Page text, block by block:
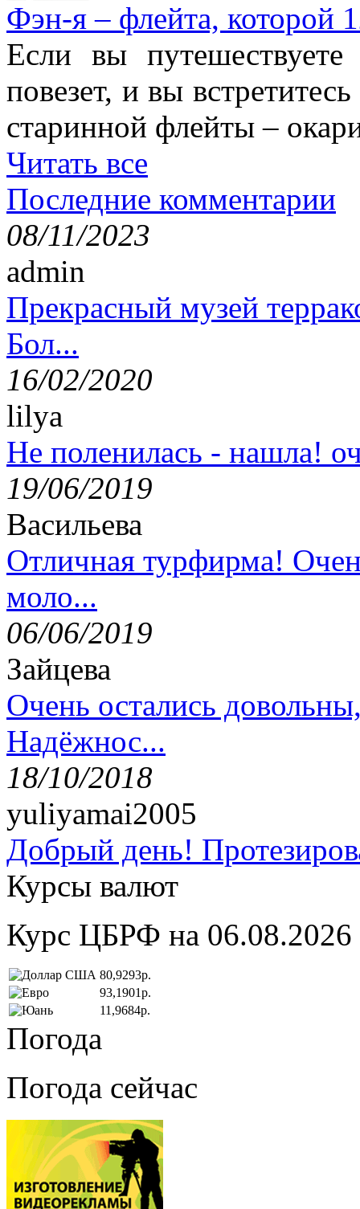
Фэн-я – флейта, которой
Если вы
повезет, и вы
старинной флейты –
Читать все
Последние комментарии
08/11/2023
admin
Прекрасный музей
Бол...
16/02/2020
lilya
Не поленилась - нашла!
19/06/2019
Васильева
Отличная турфирма!
моло...
06/06/2019
Зайцева
Очень остались
Надёжнос...
18/10/2018
yuliyamai2005
Добрый день!
Курсы валют
Курс ЦБРФ на 06.08.2026
80,9293р.
93,1901р.
11,9684р.
Погода
Погода сейчас